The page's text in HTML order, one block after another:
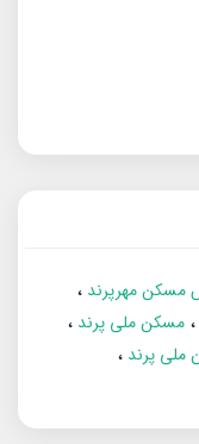
مسکن مهرپرند
مسکن ملی پرند
پرند